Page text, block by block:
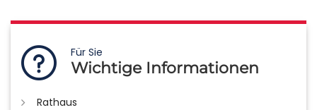
Für Sie
Wichtige Informationen
Rathaus